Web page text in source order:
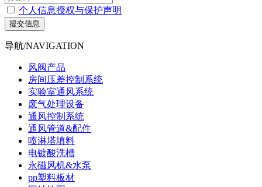
个人信息授权与保护声明
提交信息
导航/NAVIGATION
风阀产品
房间压差控制系统
实验室通风系统
废气处理设备
通风控制系统
通风管道&配件
喷淋塔填料
电镀酸洗槽
永磁风机&水泵
pp塑料板材